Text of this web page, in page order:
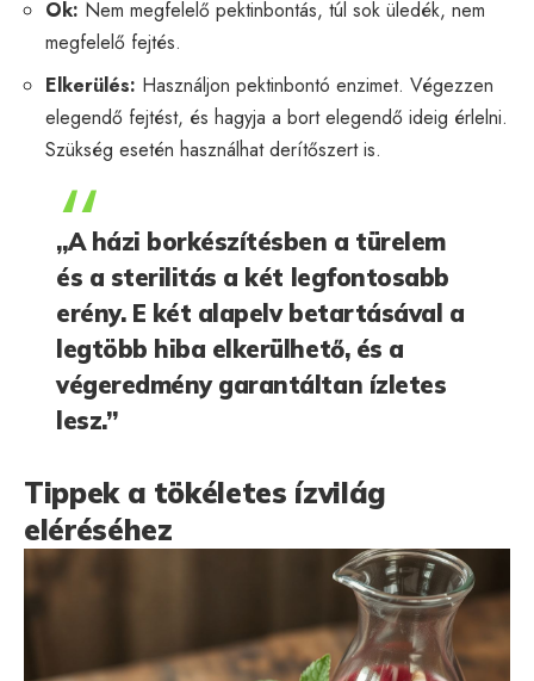
Ok: Nem megfelelő pektinbontás, túl sok üledék, nem
megfelelő fejtés.
Elkerülés: Használjon pektinbontó enzimet. Végezzen
elegendő fejtést, és hagyja a bort elegendő ideig érlelni.
Szükség esetén használhat derítőszert is.
„A házi borkészítésben a türelem
és a sterilitás a két legfontosabb
erény. E két alapelv betartásával a
legtöbb hiba elkerülhető, és a
végeredmény garantáltan ízletes
lesz.”
Tippek a tökéletes ízvilág
eléréséhez